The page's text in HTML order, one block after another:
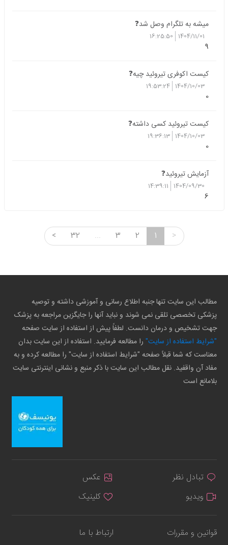
میشه به تلگرام وصل شد❓
1404/11/01
16:25:50
9
کیست اکوفری تیروئید چیه❓
1404/10/03
19:53:24
0
کیست تیروئید کسی داشته❓
1404/10/03
19:36:13
0
آزمایش تیروئید❓
1404/09/30
14:39:11
6
>
1
2
3
...
32
<
مطالب این سایت تنها جنبه اطلاع رسانی و آموزشی داشته و توصیه
پزشکی تخصصی تلقی نمی شوند و نباید آنها را جایگزین مراجعه به پزشک
جهت تشخیص و درمان دانست. لطفاً پیش از استفاده از سایت صفحه
"شرایط استفاده از سایت" را مطالعه فرمایید. استفاده از این سایت بدان
معناست که شما قبلاً صفحه "شرایط استفاده از سایت" را مطالعه کرده و به
مفاد آن واقفید. نقل مطالب این سایت با ذکر منبع و نشانی اینترنتی سایت
بلامانع است
تبادل نظر
عکس
ویدیو
کلینیک
قوانین و مقررات ارتباط با ما